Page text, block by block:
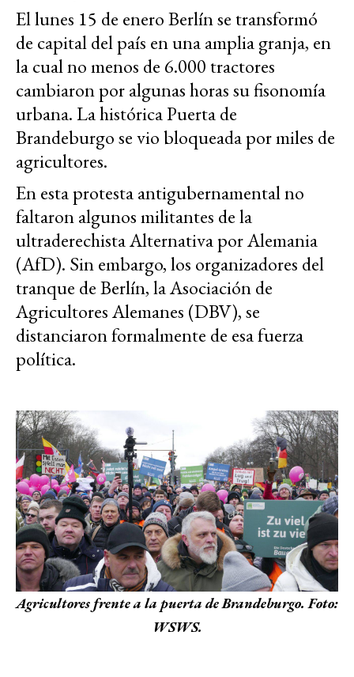
El lunes 15 de enero Berlín se transformó
de capital del país en una amplia granja, en
la cual no menos de 6.000 tractores
cambiaron por algunas horas su fisonomía
urbana. La histórica Puerta de
Brandeburgo se vio bloqueada por miles de
agricultores.
En esta protesta antigubernamental no
faltaron algunos militantes de la
ultraderechista Alternativa por Alemania
(AfD). Sin embargo, los organizadores del
tranque de Berlín, la Asociación de
Agricultores Alemanes (DBV), se
distanciaron formalmente de esa fuerza
política.
Agricultores frente a la puerta de Brandeburgo. Foto:
WSWS.